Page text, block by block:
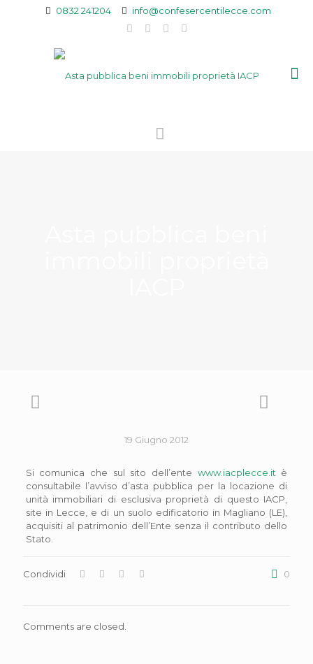
0832 241204 info@confesercentilecce.com
19 Giugno 2012
Si comunica che sul sito dell’ente www.iacplecce.it è
consultabile l’avviso d’asta pubblica per la locazione di
unità immobiliari di esclusiva proprietà di questo IACP,
site in Lecce, e di un suolo edificatorio in Magliano (LE),
acquisiti al patrimonio dell’Ente senza il contributo dello
Stato.
Condividi 0
Comments are closed.